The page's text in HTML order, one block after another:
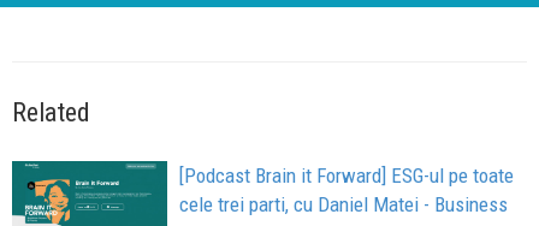
Related
[Podcast Brain it Forward] ESG-ul pe toate
cele trei parti, cu Daniel Matei - Business